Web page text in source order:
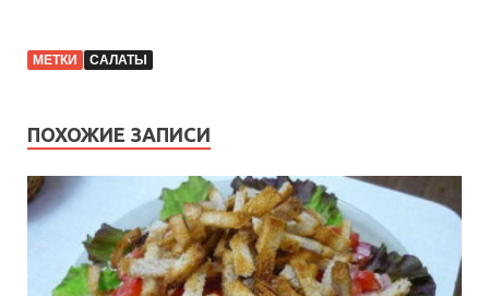
МЕТКИ САЛАТЫ
ПОХОЖИЕ ЗАПИСИ